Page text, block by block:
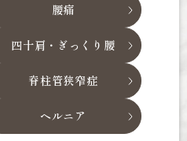
腰痛
四十肩・ぎっくり腰
脊柱管狭窄症
ヘルニア